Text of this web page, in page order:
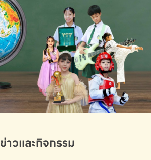
ข่าวและกิจกรรม